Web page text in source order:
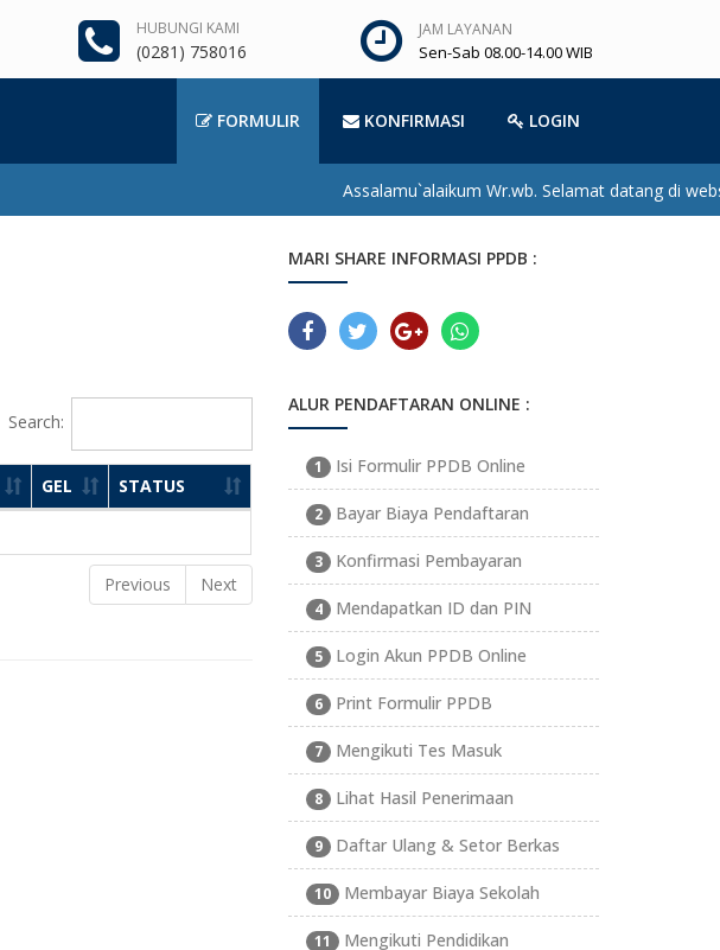
HUBUNGI KAMI
(0281) 758016
JAM LAYANAN
Sen-Sab 08.00-14.00 WIB
FORMULIR KONFIRMASI LOGIN
Assalamu`alaikum Wr.wb. Selamat datang di
Search:
GEL STATUS
Previous Next
MARI SHARE INFORMASI PPDB :
ALUR PENDAFTARAN ONLINE :
1 Isi Formulir PPDB Online
2 Bayar Biaya Pendaftaran
3 Konfirmasi Pembayaran
4 Mendapatkan ID dan PIN
5 Login Akun PPDB Online
6 Print Formulir PPDB
7 Mengikuti Tes Masuk
8 Lihat Hasil Penerimaan
9 Daftar Ulang & Setor Berkas
10 Membayar Biaya Sekolah
11 Mengikuti Pendidikan